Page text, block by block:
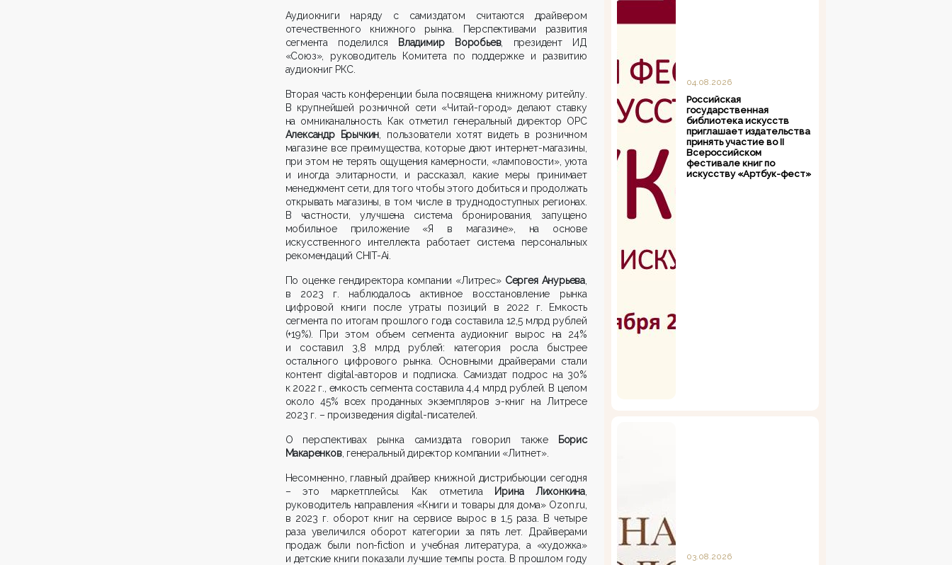
Аудиокниги наряду с самиздатом считаются драйвером
отечественного книжного рынка. Перспективами развития
сегмента поделился Владимир Воробьев, президент ИД
«Союз», руководитель Комитета по поддержке и развитию
аудиокниг РКС.
Вторая часть конференции была посвящена книжному ритейлу.
В крупнейшей розничной сети «Читай-город» делают ставку
на омниканальность. Как отметил генеральный директор ОРС
Александр Брычкин , пользователи хотят видеть в розничном
магазине все преимущества, которые дают интернет-магазины,
при этом не терять ощущения камерности, «ламповости», уюта
и иногда элитарности, и рассказал, какие меры принимает
менеджмент сети, для того чтобы этого добиться и продолжать
открывать магазины, в том числе в труднодоступных регионах.
В частности, улучшена система бронирования, запущено
мобильное приложение «Я в магазине», на основе
искусственного интеллекта работает система персональных
рекомендаций CHIT-Ai.
По оценке гендиректора компании «Литрес» Сергея Анурьева
в 2023 г. наблюдалось активное восстановление рынка
цифровой книги после утраты позиций в 2022 г. Емкость
сегмента по итогам прошлого года составила 12,5 млрд рублей
(+19%). При этом объем сегмента аудиокниг вырос на 24%
и составил 3,8 млрд рублей: категория росла быстрее
остального цифрового рынка. Основными драйверами стали
контент digital-авторов и подписка. Самиздат подрос на 30%
к 2022 г., емкость сегмента составила 4,4 млрд рублей. В целом
около 45% всех проданных экземпляров э-книг на Литресе
2023 г. – произведения digital-писателей.
О перспективах рынка самиздата говорил также Борис
Макаренков, генеральный директор компании «Литнет».
Несомненно, главный драйвер книжной дистрибьюции сегодня
– это маркетплейсы. Как отметила Ирина Лихонкина
руководитель направления «Книги и товары для дома» Ozon.ru,
в 2023 г. оборот книг на сервисе вырос в 1,5 раза. В четыре
раза увеличился оборот категории за пять лет. Драйверами
продаж были non-fiction и учебная литература, а «художка»
и детские книги показали лучшие темпы роста. В прошлом году
04.08.2026
Российская
государственная
библиотека искусств
приглашает издательства
принять участие во II
Всероссийском
фестивале книг по
искусству «Артбук-фест»
03.08.2026